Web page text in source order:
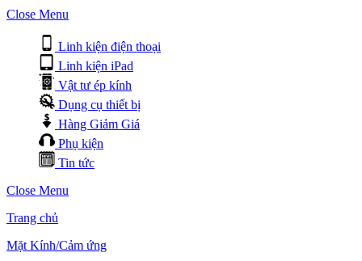
Close Menu
Linh kiện điện thoại
Linh kiện iPad
Vật tư ép kính
Dụng cụ thiết bị
Hàng Giảm Giá
Phụ kiện
Tin tức
Close Menu
Trang chủ
Mặt Kính/Cảm ứng